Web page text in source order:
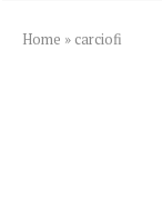
Home » carciofi